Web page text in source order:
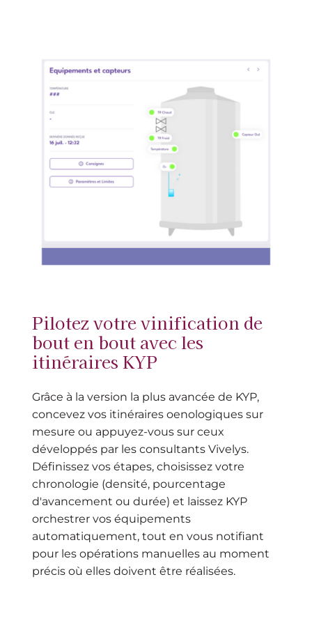
Pilotez votre vinification de
bout en bout avec les
itinéraires KYP
Grâce à la version la plus avancée de KYP,
concevez vos itinéraires oenologiques sur
mesure ou appuyez-vous sur ceux
développés par les consultants Vivelys.
Définissez vos étapes, choisissez votre
chronologie (densité, pourcentage
d'avancement ou durée) et laissez KYP
orchestrer vos équipements
automatiquement, tout en vous notifiant
pour les opérations manuelles au moment
précis où elles doivent être réalisées.